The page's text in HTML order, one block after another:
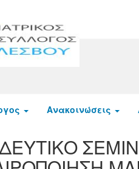
Ανακοινώσεις